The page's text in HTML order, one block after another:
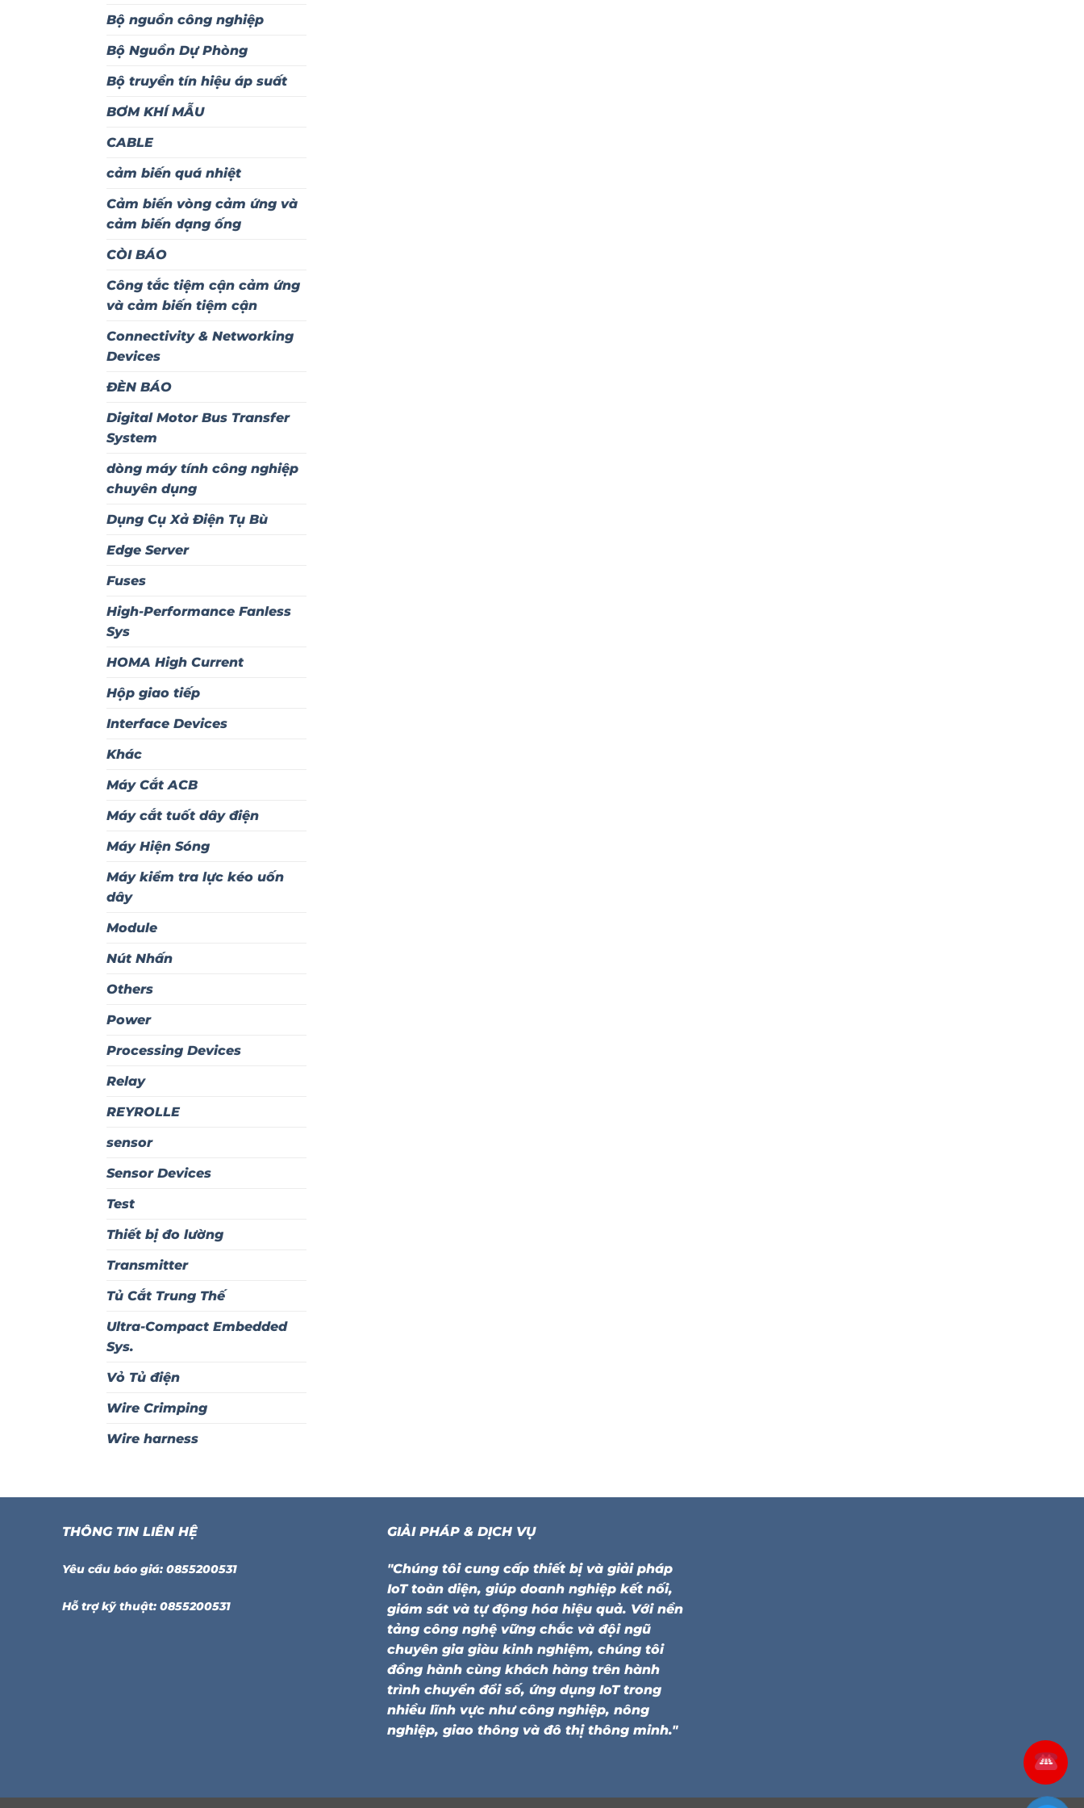
Bộ nguồn công nghiệp
Bộ Nguồn Dự Phòng
Bộ truyền tín hiệu áp suất
BƠM KHÍ MẪU
CABLE
cảm biến quá nhiệt
Cảm biến vòng cảm ứng và
cảm biến dạng ống
CÒI BÁO
Công tắc tiệm cận cảm ứng
và cảm biến tiệm cận
Connectivity & Networking
Devices
ĐÈN BÁO
Digital Motor Bus Transfer
System
dòng máy tính công nghiệp
chuyên dụng
Dụng Cụ Xả Điện Tụ Bù
Edge Server
Fuses
High-Performance Fanless
Sys
HOMA High Current
Hộp giao tiếp
Interface Devices
Khác
Máy Cắt ACB
Máy cắt tuốt dây điện
Máy Hiện Sóng
Máy kiểm tra lực kéo uốn
dây
Module
Nút Nhấn
Others
Power
Processing Devices
Relay
REYROLLE
sensor
Sensor Devices
Test
Thiết bị đo lường
Transmitter
Tủ Cắt Trung Thế
Ultra-Compact Embedded
Sys.
Vỏ Tủ điện
Wire Crimping
Wire harness
THÔNG TIN LIÊN HỆ
Yêu cầu báo giá: 0855200531
Hỗ trợ kỹ thuật: 0855200531
GIẢI PHÁP & DỊCH VỤ
"Chúng tôi cung cấp thiết bị và giải pháp
IoT toàn diện, giúp doanh nghiệp kết nối,
giám sát và tự động hóa hiệu quả. Với nền
tảng công nghệ vững chắc và đội ngũ
chuyên gia giàu kinh nghiệm, chúng tôi
đồng hành cùng khách hàng trên hành
trình chuyển đổi số, ứng dụng IoT trong
nhiều lĩnh vực như công nghiệp, nông
nghiệp, giao thông và đô thị thông minh."